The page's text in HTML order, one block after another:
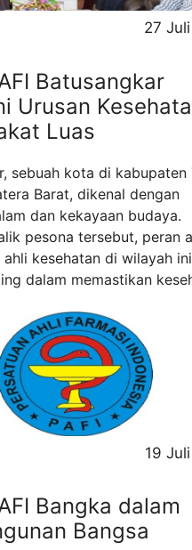
27
Batusangkar
Urusan
Luas
sebuah kota di kabupaten
Barat, dikenal dengan
dan kekayaan budaya.
pesona tersebut, peran
kesehatan di wilayah ini
dalam memastikan
memberikan
kegiatan PAFI di wilayah
dan sekitarnya, juga
tetapi juga ...Read
19
Bangka dalam
Bangsa